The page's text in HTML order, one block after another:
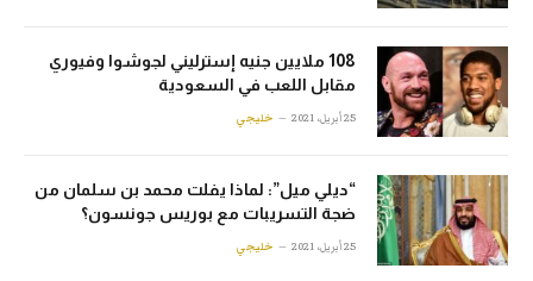
108 ملايين جنيه إسترليني لجوشوا وفيوري
مقابل اللعب في السعودية
25 أبريل، 2021 خليجي
“ديلي ميل”: لماذا يفلت محمد بن سلمان من
ضجة التسريبات مع بوريس جونسون؟
25 أبريل، 2021 خليجي